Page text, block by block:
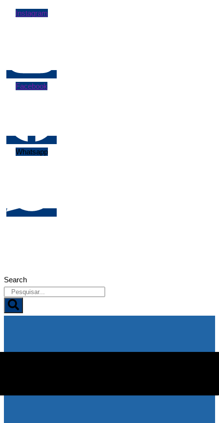
Instagram
Facebook
Whatsapp
Search